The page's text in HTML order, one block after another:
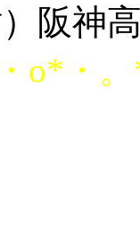
）阪神
o*・